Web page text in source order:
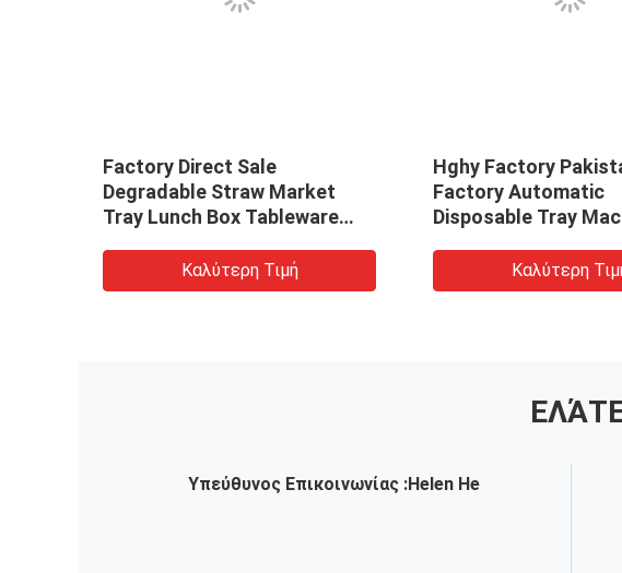
Factory Direct Sale
Degradable Straw Market
Tray Lunch Box Tableware
Καλύτερη Τιμή
Hghy Factory
Factory Automatic
Disposable Tray
Box Dish Making
Price
Καλύτερη
Υπεύθυνος Επικοινωνίας :Helen He